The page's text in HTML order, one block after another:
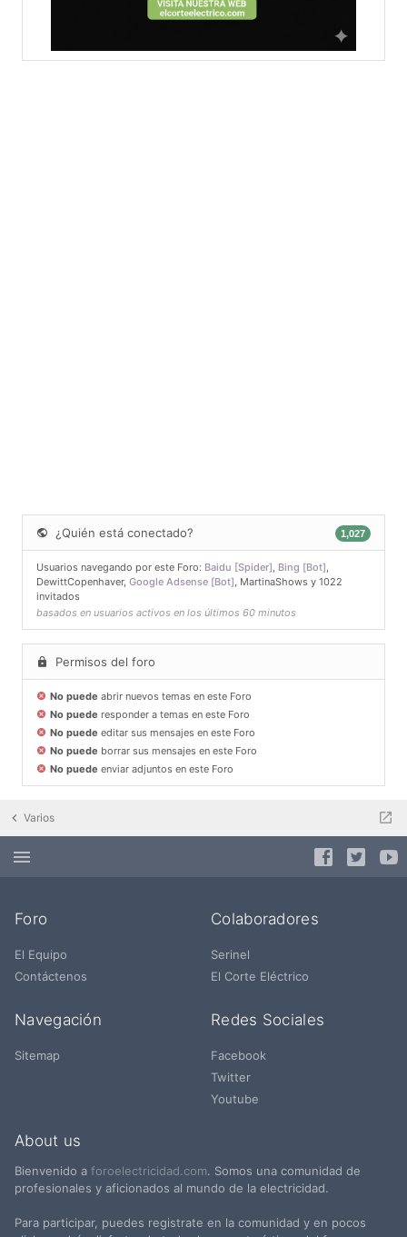
¿Quién está conectado? 1,027
Usuarios navegando por este Foro: Baidu [Spider], Bing [Bot],
DewittCopenhaver, Google Adsense [Bot], MartinaShows y 1022
invitados
basados en usuarios activos en los últimos 60 minutos
Permisos del foro
No puede abrir nuevos temas en este Foro
No puede responder a temas en este Foro
No puede editar sus mensajes en este Foro
No puede borrar sus mensajes en este Foro
No puede enviar adjuntos en este Foro
Varios
Foro
El Equipo
Contáctenos
Colaboradores
Serinel
El Corte Eléctrico
Navegación
Sitemap
Redes Sociales
Facebook
Twitter
Youtube
About us
Bienvenido a foroelectricidad.com. Somos una comunidad de
profesionales y aficionados al mundo de la electricidad.
Para participar, puedes registrate en la comunidad y en pocos